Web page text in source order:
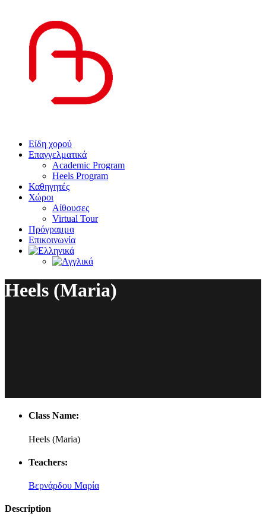
Είδη χορού
Επαγγελματικά
Academic Program
Heels Program
Καθηγητές
Χώροι
Αίθουσες
Virtual Tour
Πρόγραμμα
Επικοινωνία
Heels (Maria)
Class Name:
Heels (Maria)
Teachers:
Βερνάρδου Μαρία
Description